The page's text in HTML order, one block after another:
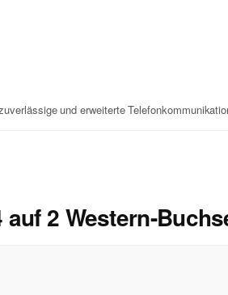
und erweiterte
2 Western-